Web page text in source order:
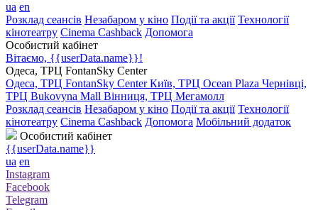
ua en
Розклад сеансів Незабаром у кіно Події та акції Технології
кінотеатру Cinema Cashback Допомога
Особистий кабінет
Вітаємо, {{userData.name}}!
Одеса, ТРЦ FontanSky Center
Одеса, ТРЦ FontanSky CenterКиїв, ТРЦ Ocean Plaza Чернівці,
ТРЦ Bukovyna Mall Вінниця, ТРЦ Мегамолл
Розклад сеансів Незабаром у кіно Події та акції Технології
кінотеатру Cinema Cashback Допомога Мобільний додаток
Особистий кабінет
{{userData.name}}
ua en
Instagram
Facebook
Telegram